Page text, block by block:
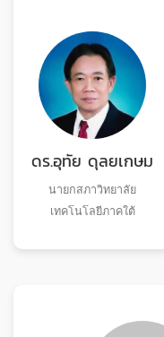
ดร.อุทัย ดุลยเกษม
นายกสภาวิทยาลัย
เทคโนโลยีภาคใต้